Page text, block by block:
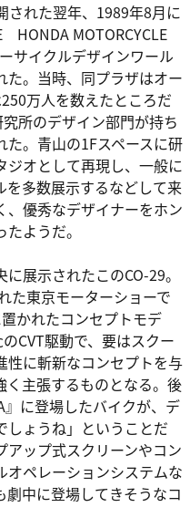
された翌年、1989年8月に
HONDA MOTORCYCLE
サイクルデザインワール
た。当時、同プラザはオー
万人を数えたところだ
所のデザイン部門が持ち
。青山の1Fスペースに研
ジオとして再現し、一般に
多数展示するなどして来
優秀なデザイナーをホン
ようだ。
展示されたこのCO-29。
た東京モーターショーで
かれたコンセプトモデ
CVT駆動で、要はスクー
性に斬新なコンセプトを与
く主張するものとなる。後
に登場したバイクが、デ
しょうね」ということだ
ップ式スクリーンやコン
オペレーションシステムな
中に登場してきそうなコ